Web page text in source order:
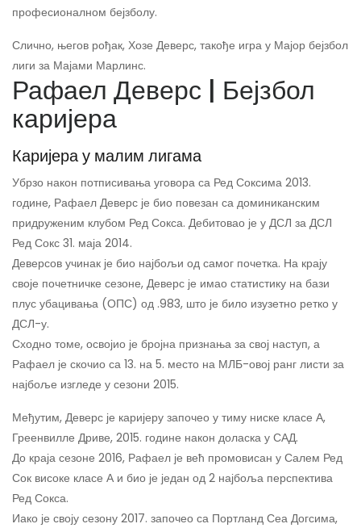
професионалном бејзболу.
Слично, његов рођак, Хозе Деверс, такође игра у Мајор бејзбол
лиги за Мајами Марлинс.
Рафаел Деверс | Бејзбол
каријера
Каријера у малим лигама
Убрзо након потписивања уговора са Ред Соксима 2013.
године, Рафаел Деверс је био повезан са доминиканским
придруженим клубом Ред Сокса. Дебитовао је у ДСЛ за ДСЛ
Ред Сокс 31. маја 2014.
Деверсов учинак је био најбољи од самог почетка. На крају
своје почетничке сезоне, Деверс је имао статистику на бази
плус убацивања (ОПС) од .983, што је било изузетно ретко у
ДСЛ-у.
Сходно томе, освојио је бројна признања за свој наступ, а
Рафаел је скочио са 13. на 5. место на МЛБ-овој ранг листи за
најбоље изгледе у сезони 2015.
Међутим, Деверс је каријеру започео у тиму ниске класе А,
Греенвилле Дриве, 2015. године након доласка у САД.
До краја сезоне 2016, Рафаел је већ промовисан у Салем Ред
Сок високе класе А и био је један од 2 најбоља перспектива
Ред Сокса.
Иако је своју сезону 2017. започео са Портланд Сеа Догсима,